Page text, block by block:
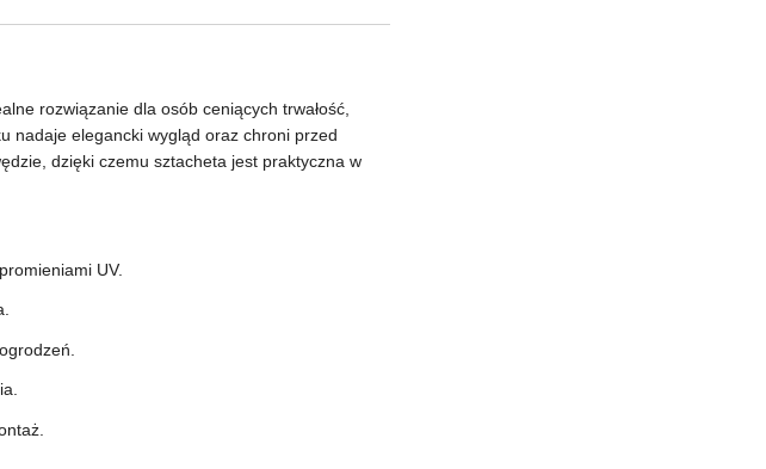
rozwiązanie dla osób ceniących trwałość,
nadaje elegancki wygląd oraz chroni przed
dzięki czemu sztacheta jest praktyczna w
UV.